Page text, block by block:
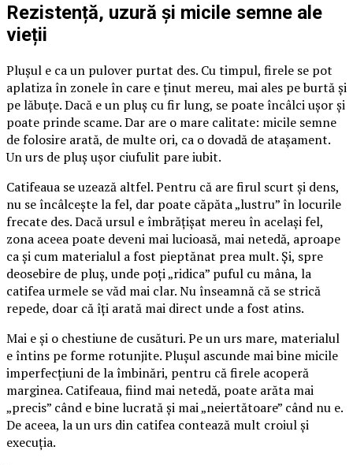
Rezistență, uzură și micile semne ale
vieții
Plușul e ca un pulover purtat des. Cu timpul, firele se pot
aplatiza în zonele în care e ținut mereu, mai ales pe burtă și
pe lăbuțe. Dacă e un pluș cu fir lung, se poate încâlci ușor și
poate prinde scame. Dar are o mare calitate: micile semne
de folosire arată, de multe ori, ca o dovadă de atașament.
Un urs de pluș ușor ciufulit pare iubit.
Catifeaua se uzează altfel. Pentru că are firul scurt și dens,
nu se încâlcește la fel, dar poate căpăta „lustru” în locurile
frecate des. Dacă ursul e îmbrățișat mereu în același fel,
zona aceea poate deveni mai lucioasă, mai netedă, aproape
ca și cum materialul a fost pieptănat prea mult. Și, spre
deosebire de pluș, unde poți „ridica” puful cu mâna, la
catifea urmele se văd mai clar. Nu înseamnă că se strică
repede, doar că îți arată mai direct unde a fost atins.
Mai e și o chestiune de cusături. Pe un urs mare, materialul
e întins pe forme rotunjite. Plușul ascunde mai bine micile
imperfecțiuni de la îmbinări, pentru că firele acoperă
marginea. Catifeaua, fiind mai netedă, poate arăta mai
„precis” când e bine lucrată și mai „neiertătoare” când nu e.
De aceea, la un urs din catifea contează mult croiul și
execuția.